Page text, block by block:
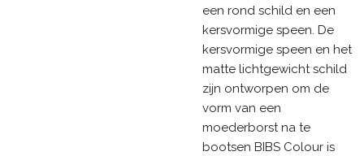
een rond schild en een
kersvormige speen. De
kersvormige speen en het
matte lichtgewicht schild
zijn ontworpen om de
vorm van een
moederborst na te
bootsen BIBS Colour is